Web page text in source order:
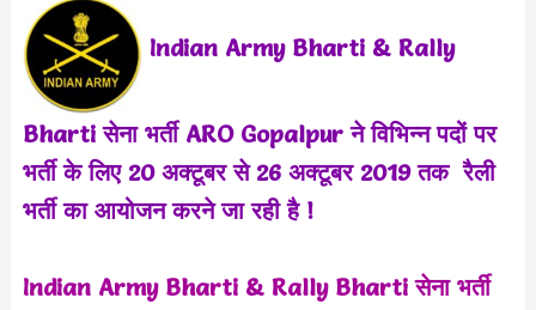
Indian Army Bharti & Rally
Bharti सेना भर्ती ARO Gopalpur ने विभिन्न पदों पर
भर्ती के लिए 20 अक्टूबर से 26 अक्टूबर 2019 तक रैली
भर्ती का आयोजन करने जा रही है !
Indian Army Bharti & Rally Bharti सेना भर्ती